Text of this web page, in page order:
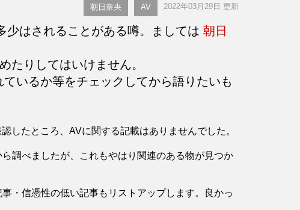
朝日奈央 AV 2022年03月29日 更新
少はされることがある噂。ましては 朝日
たりしてはいけません。
いるか等をチェックしてから語りたいも
したところ、AVに関する記載はありませんでした。
調べましたが、これもやはり関連のある物が見つか
・信憑性の低い記事もリストアップします。良かっ